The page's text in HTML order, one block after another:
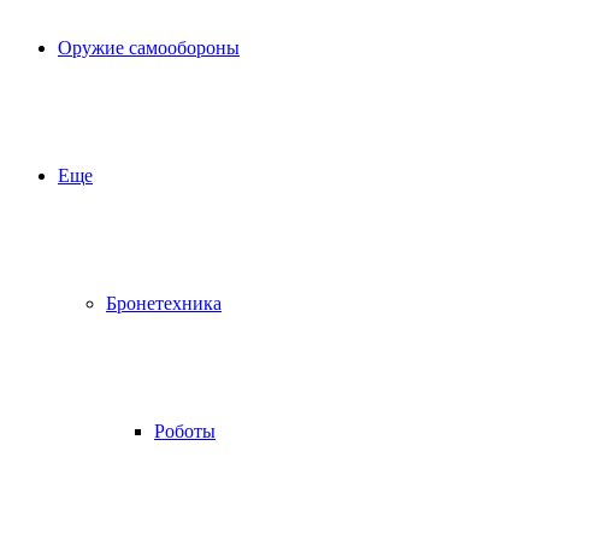
Оружие самообороны
Еще
Бронетехника
Роботы